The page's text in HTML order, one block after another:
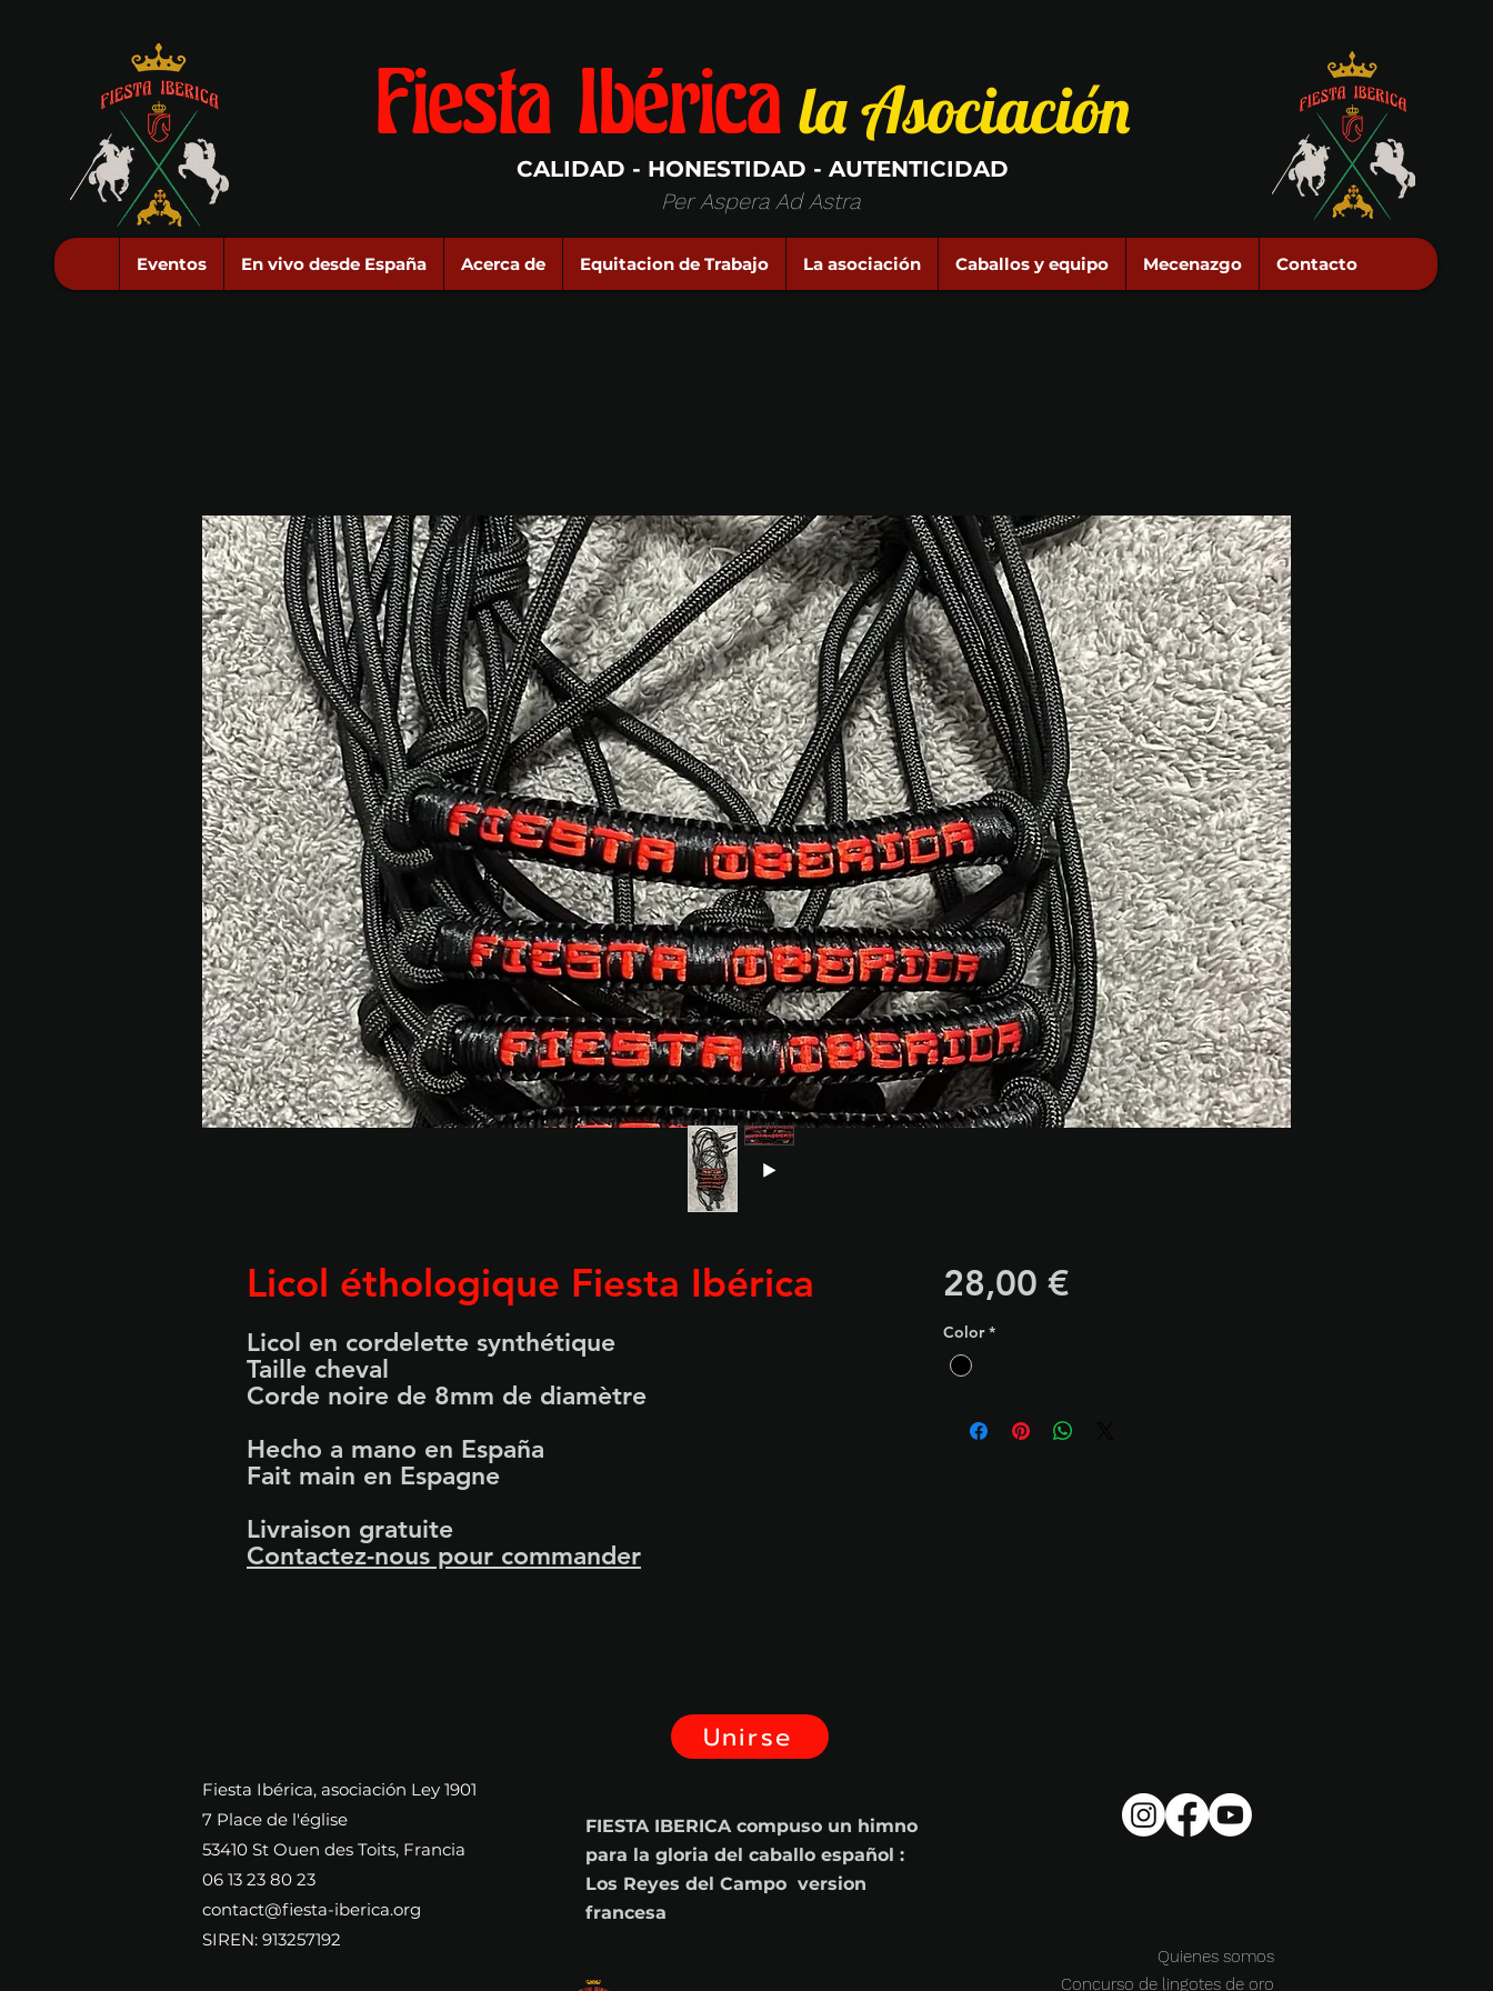
Fiesta Ibérica la Asociación
Per Aspera Ad Astra
CALIDAD - HONESTIDAD - AUTENTICIDAD
Eventos En vivo desde España Acerca de Equitacion de Trabajo La asociación Caballos y equipo Mecenazgo Contacto
Licol éthologique Fiesta Ibérica
Licol en cordelette synthétique
Taille cheval
Corde noire de 8mm de diamètre
Hecho a mano en España
Fait main en Espagne
Livraison gratuite
Contactez-nous pour commander
28,00 €Precio
Color *
Unirse
​Fiesta Ibérica, asociación Ley 1901
7 Place de l'église
53410 St Ouen des Toits, Francia
06 13 23 80 23
contact@fiesta-iberica.org
SIREN: 913257192
FIESTA IBERICA compuso un himno
para la gloria del caballo español :
Los Reyes del Campo version
francesa
Quienes somos
Concurso de lingotes de oro